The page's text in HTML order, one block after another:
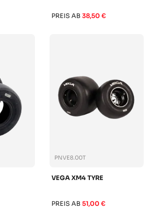
PREIS AB 38,50 €
PNVE8.00T
VEGA XM4 TYRE
PREIS AB 51,00 €